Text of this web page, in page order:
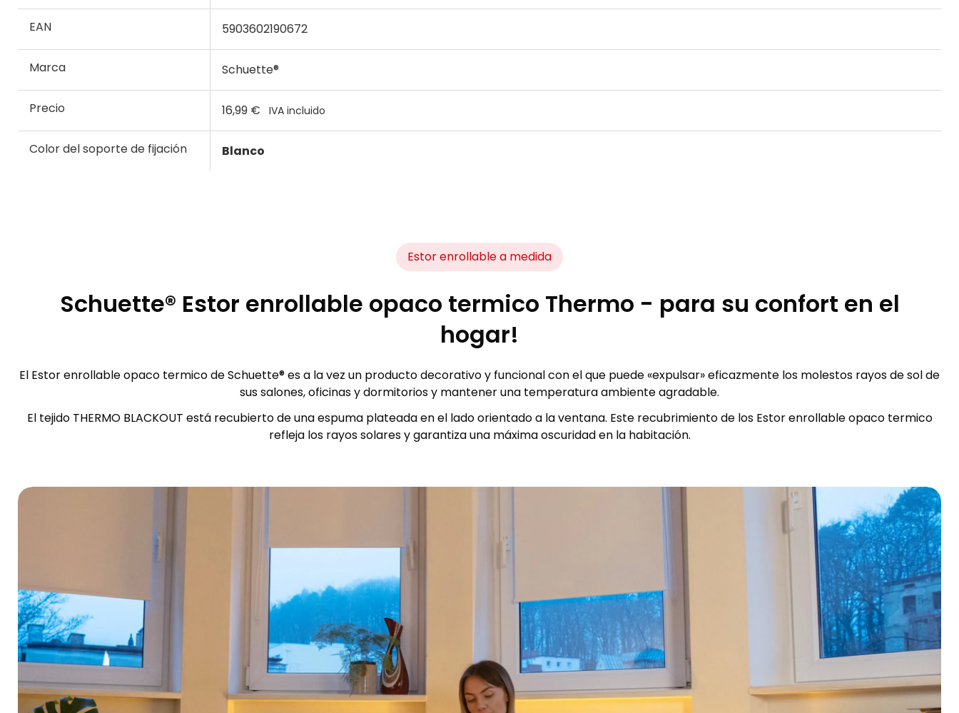
EAN 5903602190672
Marca Schuette®
Precio 16,99 € IVA incluido
Color del soporte de fijación Blanco
Estor enrollable a medida
Schuette® Estor enrollable opaco termico Thermo - para su confort en el
hogar!
El Estor enrollable opaco termico de Schuette® es a la vez un producto decorativo y funcional con el que puede «expulsar» eficazmente los molestos rayos de sol de
sus salones, oficinas y dormitorios y mantener una temperatura ambiente agradable.
El tejido THERMO BLACKOUT está recubierto de una espuma plateada en el lado orientado a la ventana. Este recubrimiento de los Estor enrollable opaco termico
refleja los rayos solares y garantiza una máxima oscuridad en la habitación.